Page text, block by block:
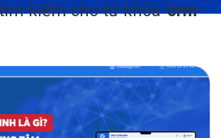
kiếm cho từ khóa'crm